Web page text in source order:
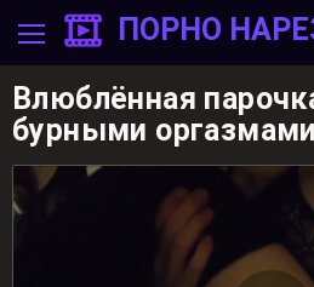
ПОРНО
Влюблённая
бурными оргазмами